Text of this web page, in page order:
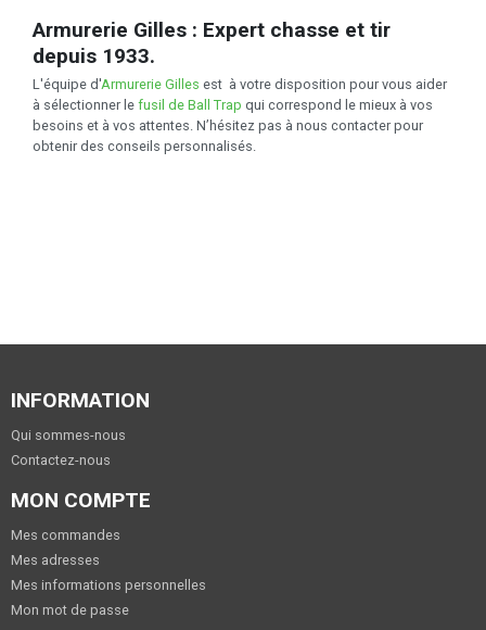
Armurerie Gilles : Expert chasse et tir
depuis 1933.
L'équipe d'Armurerie Gilles est à votre disposition pour vous aider
à sélectionner le fusil de Ball Trap qui correspond le mieux à vos
besoins et à vos attentes. N’hésitez pas à nous contacter pour
obtenir des conseils personnalisés.
INFORMATION
Qui sommes-nous
Contactez-nous
MON COMPTE
Mes commandes
Mes adresses
Mes informations personnelles
Mon mot de passe